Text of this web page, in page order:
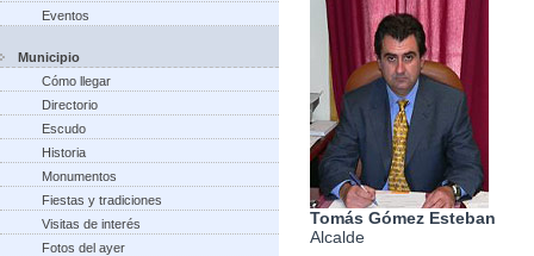
Eventos
Municipio
Cómo llegar
Directorio
Escudo
Historia
Monumentos
Fiestas y tradiciones
Visitas de interés
Fotos del ayer
Tomás Gómez Esteban
Alcalde